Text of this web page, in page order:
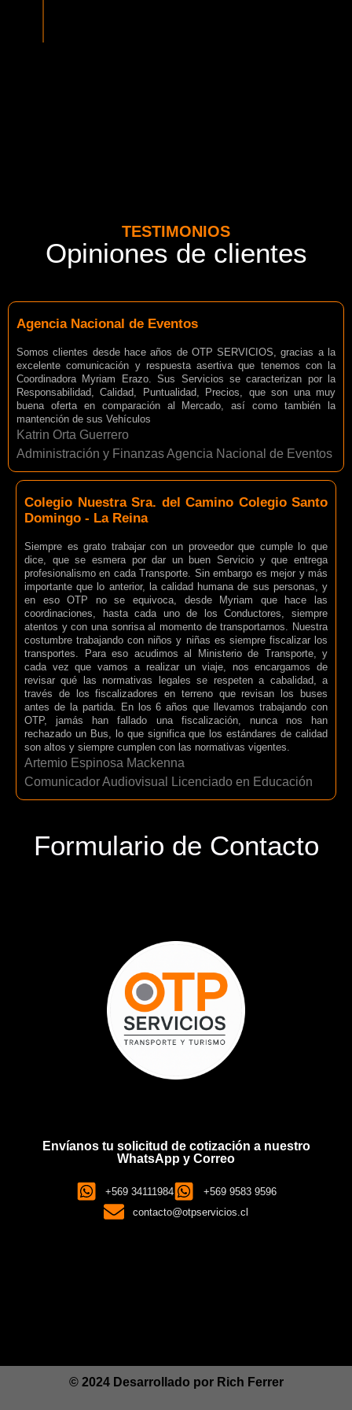
TESTIMONIOS
Opiniones de clientes
Agencia Nacional de Eventos
Somos clientes desde hace años de OTP SERVICIOS, gracias a la
excelente comunicación y respuesta asertiva que tenemos con la
Coordinadora Myriam Erazo. Sus Servicios se caracterizan por la
Responsabilidad, Calidad, Puntualidad, Precios, que son una muy
buena oferta en comparación al Mercado, así como también la
mantención de sus Vehículos
Katrin Orta Guerrero
Administración y Finanzas Agencia Nacional de Eventos
Colegio Nuestra Sra. del Camino Colegio Santo
Domingo - La Reina
Siempre es grato trabajar con un proveedor que cumple lo que
dice, que se esmera por dar un buen Servicio y que entrega
profesionalismo en cada Transporte. Sin embargo es mejor y más
importante que lo anterior, la calidad humana de sus personas, y
en eso OTP no se equivoca, desde Myriam que hace las
coordinaciones, hasta cada uno de los Conductores, siempre
atentos y con una sonrisa al momento de transportarnos. Nuestra
costumbre trabajando con niños y niñas es siempre fiscalizar los
transportes. Para eso acudimos al Ministerio de Transporte, y
cada vez que vamos a realizar un viaje, nos encargamos de
revisar qué las normativas legales se respeten a cabalidad, a
través de los fiscalizadores en terreno que revisan los buses
antes de la partida. En los 6 años que llevamos trabajando con
OTP, jamás han fallado una fiscalización, nunca nos han
rechazado un Bus, lo que significa que los estándares de calidad
son altos y siempre cumplen con las normativas vigentes.
Artemio Espinosa Mackenna
Comunicador Audiovisual Licenciado en Educación
Formulario de Contacto
Envíanos tu solicitud de cotización a nuestro
WhatsApp y Correo
+569 34111984
+569 9583 9596
contacto@otpservicios.cl
© 2024 Desarrollado por Rich Ferrer